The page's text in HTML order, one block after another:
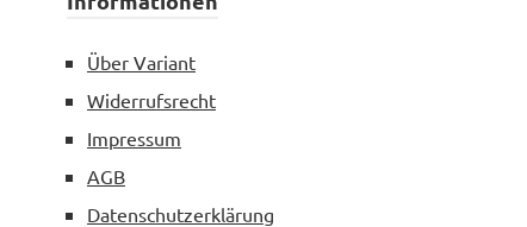
Über Variant
Widerrufsrecht
Impressum
AGB
Datenschutzerklärung